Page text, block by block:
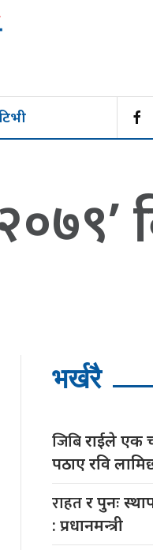
भर्खरै
जिबिराईले एक
पठाए रवि
राहतर पुनः
: प्रधानमन्त्री